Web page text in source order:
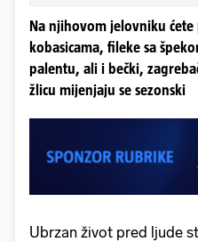
Na njihovom jelovniku
kobasicama, fileke sa
palentu, ali i bečki,
žlicu mijenjaju se sezonski
Ubrzan život pred ljude